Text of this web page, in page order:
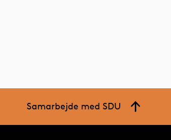
Samarbejde med SDU